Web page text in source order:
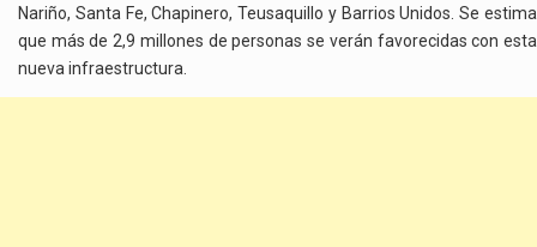
Nariño, Santa Fe, Chapinero, Teusaquillo y Barrios Unidos. Se estima
que más de 2,9 millones de personas se verán favorecidas con esta
nueva infraestructura.